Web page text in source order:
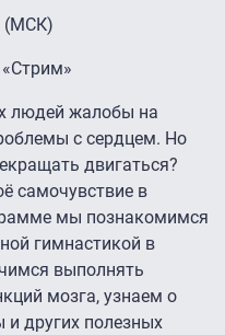
(МСК)
людей жалобы на
с сердцем. Но
двигаться?
самочувствие в
мы познакомимся
гимнастикой в
выполнять
мозга, узнаем о
и других полезных